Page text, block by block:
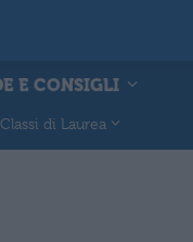
E CONSIGLI
Classi di Laurea